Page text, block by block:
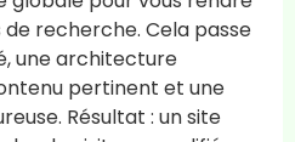
recherche. Cela passe
une architecture
pertinent et une
Résultat : un site